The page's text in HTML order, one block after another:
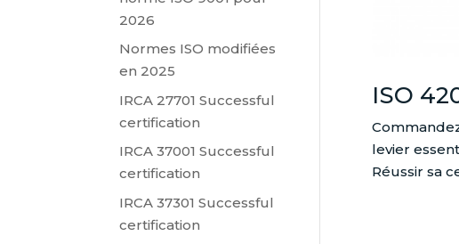
ISO
levier
Réussir sa
2026
Normes ISO modifiées
en 2025
IRCA 27701 Successful
certification
IRCA 37001 Successful
certification
IRCA 37301 Successful
certification